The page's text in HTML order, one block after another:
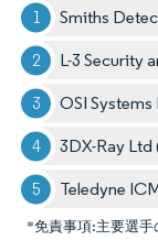
Smiths
L-3 Security
OSI Systems
3DX-Ray Ltd
Teledyne
*免責事項:主要選手